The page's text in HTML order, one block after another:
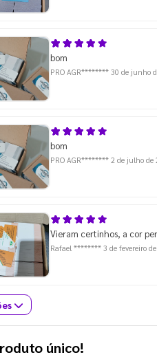
bom
PRO AGR******** 30 de junho
bom
PRO AGR******** 2 de julho de
Vieram certinhos, a cor
Rafael ******** 3 de fevereiro
único!